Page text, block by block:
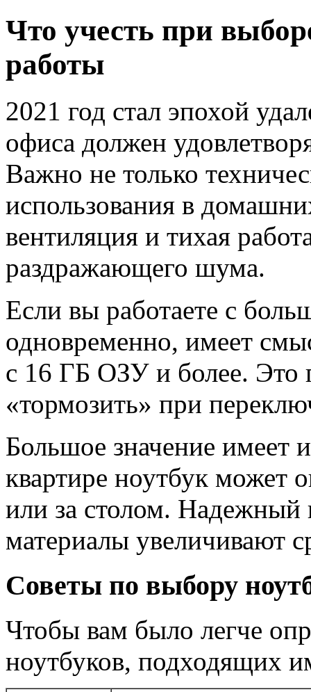
Что учесть при
работы
2021 год стал эпохой
офиса должен
Важно не только
использования в
вентиляция и тихая
раздражающего шума.
Если вы работаете с
одновременно, имеет
с 16 ГБ ОЗУ и более. Это
«тормозить» при
Большое значение имеет
квартире ноутбук может
или за столом. Надежный
материалы увеличивают
Советы по выбору
Чтобы вам было легче
ноутбуков, подходящих